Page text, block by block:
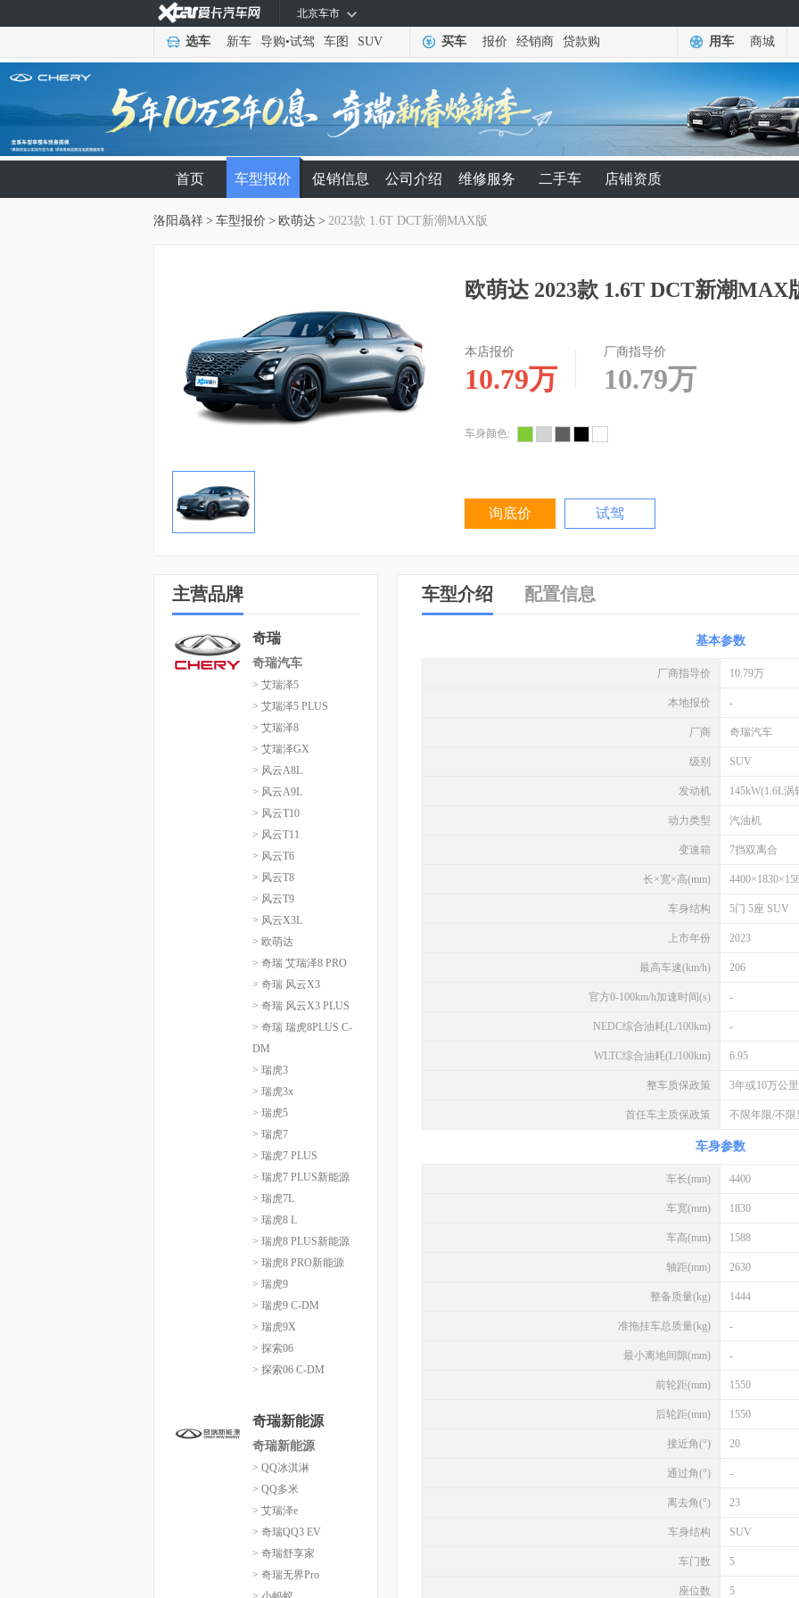
北京车市
选车 新车 导购•试驾 车图 SUV 买车 报价 经销商 贷款购 用车 商城
首页 车型报价 促销信息 公司介绍 维修服务 二手车 店铺资质
洛阳骉祥 > 车型报价 > 欧萌达 > 2023款 1.6T DCT新潮MAX版
欧萌达 2023款 1.6T DCT新潮MAX
本店报价
10.79万
厂商指导价
10.79万
车身颜色:
询底价 试驾
主营品牌
奇瑞
奇瑞汽车
> 艾瑞泽5
> 艾瑞泽5 PLUS
> 艾瑞泽8
> 艾瑞泽GX
> 风云A8L
> 风云A9L
> 风云T10
> 风云T11
> 风云T6
> 风云T8
> 风云T9
> 风云X3L
> 欧萌达
> 奇瑞 艾瑞泽8 PRO
> 奇瑞 风云X3
> 奇瑞 风云X3 PLUS
> 奇瑞 瑞虎8PLUS C-
DM
> 瑞虎3
> 瑞虎3x
> 瑞虎5
> 瑞虎7
> 瑞虎7 PLUS
> 瑞虎7 PLUS新能源
> 瑞虎7L
> 瑞虎8 L
> 瑞虎8 PLUS新能源
> 瑞虎8 PRO新能源
> 瑞虎9
> 瑞虎9 C-DM
> 瑞虎9X
> 探索06
> 探索06 C-DM
奇瑞新能源
奇瑞新能源
> QQ冰淇淋
> QQ多米
> 艾瑞泽e
> 奇瑞QQ3 EV
> 奇瑞舒享家
> 奇瑞无界Pro
车型介绍 配置信息
基本参数
厂商指导价 10.79万
本地报价 -
厂商 奇瑞汽车
级别 SUV
发动机 145kW(1.6L涡
动力类型 汽油机
变速箱 7挡双离合
长×宽×高(mm)
车身结构 5门 5座 SUV
上市年份 2023
最高车速(km/h) 206
官方0-100km/h加速时间(s) -
NEDC综合油耗(L/100km) -
WLTC综合油耗(L/100km) 6.95
整车质保政策 3年或10万公里
首任车主质保政策 不限年限/不
车身参数
车长(mm) 4400
车宽(mm) 1830
车高(mm) 1588
轴距(mm) 2630
整备质量(kg) 1444
准拖挂车总质量(kg) -
最小离地间隙(mm) -
前轮距(mm) 1550
后轮距(mm) 1550
接近角(°) 20
通过角(°) -
离去角(°) 23
车身结构 SUV
车门数 5
座位数 5